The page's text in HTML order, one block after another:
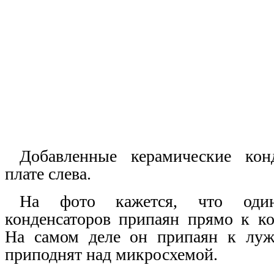
Добавленные керамические
плате слева.
На фото кажется, что
конденсаторов припаян прямо к
На самом деле он припаян к
приподнят над микросхемой.